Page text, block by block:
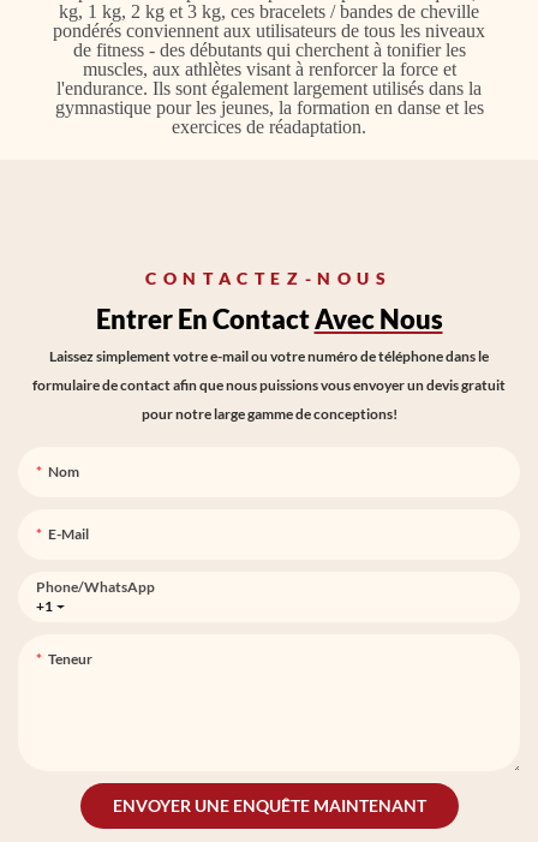
kg, 1 kg, 2 kg et 3 kg, ces bracelets / bandes de cheville
pondérés conviennent aux utilisateurs de tous les niveaux
de fitness - des débutants qui cherchent à tonifier les
muscles, aux athlètes visant à renforcer la force et
l'endurance. Ils sont également largement utilisés dans la
gymnastique pour les jeunes, la formation en danse et les
exercices de réadaptation.
CONTACTEZ-NOUS
Entrer En ContactAvec Nous
Laissez simplement votre e-mail ou votre numéro de téléphone dans le
formulaire de contact afin que nous puissions vous envoyer un devis gratuit
pour notre large gamme de conceptions!
Nom
E-Mail
+1
Phone/whatsApp
Teneur
ENVOYER UNE ENQUÊTE MAINTENANT